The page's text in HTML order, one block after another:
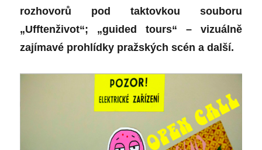
rozhovorů pod taktovkou souboru
„Ufftenživot“; „guided tours“ – vizuálně
zajímavé prohlídky pražských scén a další.